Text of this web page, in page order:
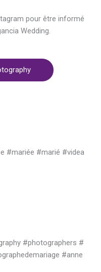
pour être informé
Wedding.
#mariée #marié #videa
#photographers #
#anne